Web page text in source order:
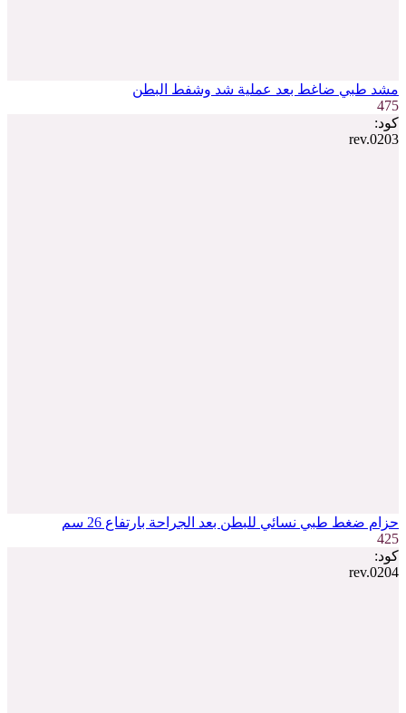
مشد طبي ضاغط بعد عملية شد وشفط البطن
475
كود:
rev.0203
حزام ضغط طبي نسائي للبطن بعد الجراحة بارتفاع 26 سم
425
كود:
rev.0204